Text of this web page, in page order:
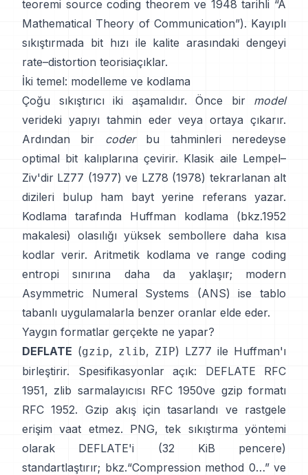
teoremi source coding theorem ve 1948 tarihli “A
Mathematical Theory of Communication”). Kayıplı
sıkıştırmada bit hızı ile kalite arasındaki dengeyi
rate–distortion teorisiaçıklar.
İki temel: modelleme ve kodlama
Çoğu sıkıştırıcı iki aşamalıdır. Önce bir model
verideki yapıyı tahmin eder veya ortaya çıkarır.
Ardından bir coderbu tahminleri neredeyse
optimal bit kalıplarına çevirir. Klasik aile Lempel–
Ziv'dir LZ77 (1977) ve LZ78 (1978) tekrarlanan alt
dizileri bulup ham bayt yerine referans yazar.
Kodlama tarafında
Huffman kodlama (bkz.1952
makalesi) olasılığı yüksek sembollere daha kısa
kodlar verir. Aritmetik kodlama ve range coding
entropi sınırına daha da yaklaşır; modern
Asymmetric Numeral Systems (ANS)
ise tablo
tabanlı uygulamalarla benzer oranlar elde eder.
Yaygın formatlar gerçekte ne yapar?
DEFLATE (gzip, zlib, ZIP) LZ77 ile Huffman'ı
birleştirir. Spesifikasyonlar açık: DEFLATE
RFC
1951, zlib sarmalayıcısı RFC 1950ve gzip formatı
RFC 1952. Gzip akış için tasarlandı ve rastgele
erişim vaat etmez. PNG, tek sıkıştırma yöntemi
olarak DEFLATE'i (32 KiB pencere)
standartlaştırır; bkz.“Compression method 0…” ve